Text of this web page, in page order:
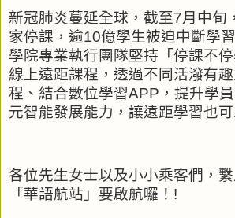
新冠肺炎蔓延全球，截至7月中旬
家停課，逾10億學生被迫中斷學
學院專業執行團隊堅持「停課不
線上遠距課程，透過不同活潑有
程、結合數位學習APP ，提升學
元智能發展能力，讓遠距學習也可
各位先生女士以及小小乘客們，繫
「華語航站」要啟航囉！ !